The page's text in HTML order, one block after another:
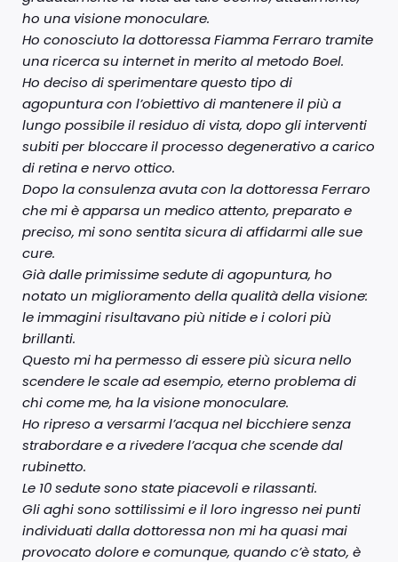
ho una visione monoculare.
Ho conosciuto la dottoressa Fiamma Ferraro tramite
una ricerca su internet in merito al metodo Boel.
Ho deciso di sperimentare questo tipo di
agopuntura con l’obiettivo di mantenere il più a
lungo possibile il residuo di vista, dopo gli interventi
subiti per bloccare il processo degenerativo a carico
di retina e nervo ottico.
Dopo la consulenza avuta con la dottoressa Ferraro
che mi è apparsa un medico attento, preparato e
preciso, mi sono sentita sicura di affidarmi alle sue
cure.
Già dalle primissime sedute di agopuntura, ho
notato un miglioramento della qualità della visione:
le immagini risultavano più nitide e i colori più
brillanti.
Questo mi ha permesso di essere più sicura nello
scendere le scale ad esempio, eterno problema di
chi come me, ha la visione monoculare.
Ho ripreso a versarmi l’acqua nel bicchiere senza
strabordare e a rivedere l’acqua che scende dal
rubinetto.
Le 10 sedute sono state piacevoli e rilassanti.
Gli aghi sono sottilissimi e il loro ingresso nei punti
individuati dalla dottoressa non mi ha quasi mai
provocato dolore e comunque, quando c’è stato, è